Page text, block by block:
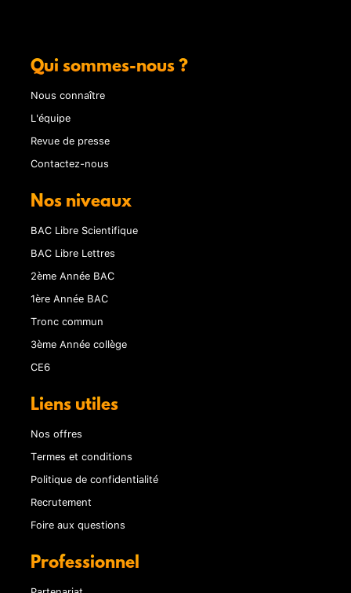
Qui sommes-nous ?
Nous connaître
L'équipe
Revue de presse
Contactez-nous
Nos niveaux
BAC Libre Scientifique
BAC Libre Lettres
2ème Année BAC
1ère Année BAC
Tronc commun
3ème Année collège
CE6
Liens utiles
Nos offres
Termes et conditions
Politique de confidentialité
Recrutement
Foire aux questions
Professionnel